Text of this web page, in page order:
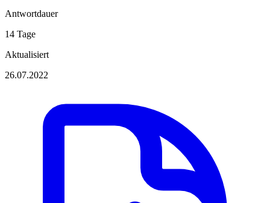
Antwortdauer
14 Tage
Aktualisiert
26.07.2022